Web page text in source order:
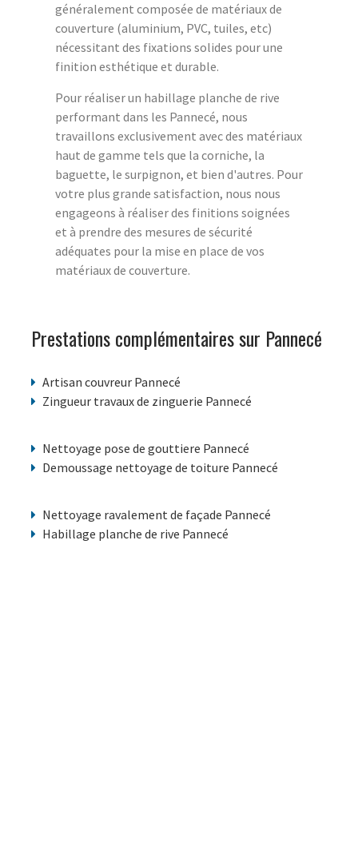
généralement composée de matériaux de
couverture (aluminium, PVC, tuiles, etc)
nécessitant des fixations solides pour une
finition esthétique et durable.
Pour réaliser un habillage planche de rive
performant dans les Pannecé, nous
travaillons exclusivement avec des matériaux
haut de gamme tels que la corniche, la
baguette, le surpignon, et bien d'autres. Pour
votre plus grande satisfaction, nous nous
engageons à réaliser des finitions soignées
et à prendre des mesures de sécurité
adéquates pour la mise en place de vos
matériaux de couverture.
Prestations complémentaires sur Pannecé
Artisan couvreur Pannecé
Zingueur travaux de zinguerie Pannecé
Nettoyage pose de gouttiere Pannecé
Demoussage nettoyage de toiture Pannecé
Nettoyage ravalement de façade Pannecé
Habillage planche de rive Pannecé